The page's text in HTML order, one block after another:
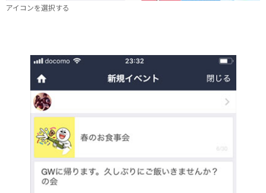
アイコンを選択する